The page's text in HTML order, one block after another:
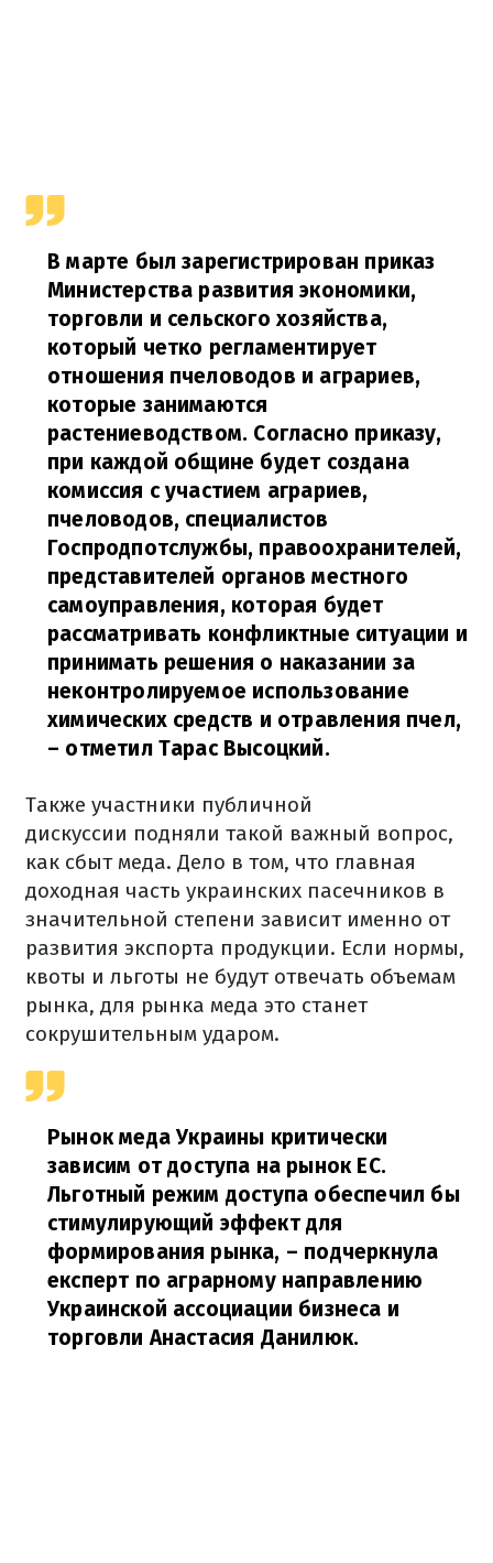
В марте был зарегистрирован приказ
Министерства развития экономики,
торговли и сельского хозяйства,
который четко регламентирует
отношения пчеловодов и аграриев,
которые занимаются
растениеводством. Согласно приказу,
при каждой общине будет создана
комиссия с участием аграриев,
пчеловодов, специалистов
Госпродпотслужбы, правоохранителей,
представителей органов местного
самоуправления, которая будет
рассматривать конфликтные ситуации и
принимать решения о наказании за
неконтролируемое использование
химических средств и отравления пчел,
– отметил Тарас Высоцкий.
Также участники публичной
дискуссии подняли такой важный вопрос,
как сбыт меда. Дело в том, что главная
доходная часть украинских пасечников в
значительной степени зависит именно от
развития экспорта продукции. Если нормы,
квоты и льготы не будут отвечать объемам
рынка, для рынка меда это станет
сокрушительным ударом.
Рынок меда Украины критически
зависим от доступа на рынок ЕС.
Льготный режим доступа обеспечил бы
стимулирующий эффект для
формирования рынка, – подчеркнула
експерт по аграрному направлению
Украинской ассоциации бизнеса и
торговли Анастасия Данилюк.